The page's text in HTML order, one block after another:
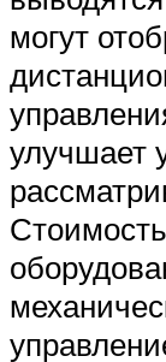
могут
улучшает